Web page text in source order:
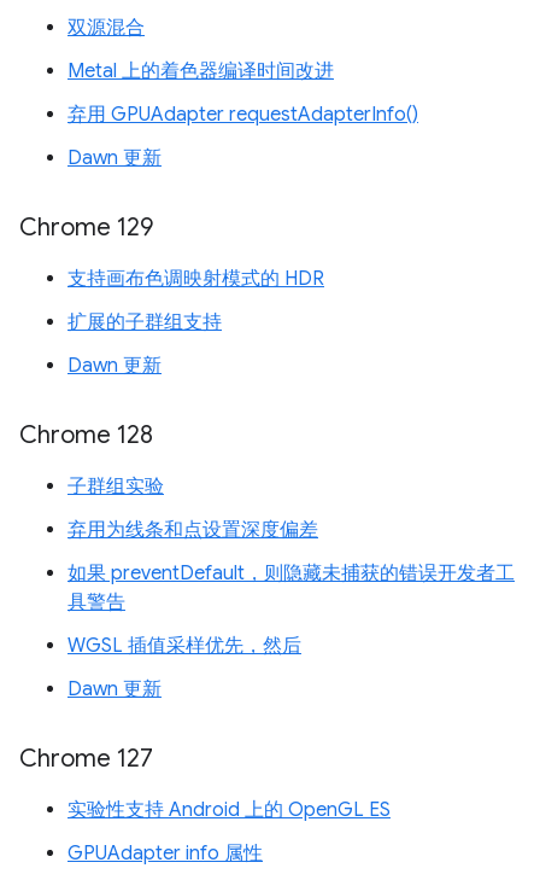
双源混合
Metal 上的着色器编译时间改进
弃用 GPUAdapter requestAdapterInfo()
Dawn 更新
Chrome 129
支持画布色调映射模式的 HDR
扩展的子群组支持
Dawn 更新
Chrome 128
子群组实验
弃用为线条和点设置深度偏差
如果 preventDefault，则隐藏未捕获的错误开发者工
具警告
WGSL 插值采样优先，然后
Dawn 更新
Chrome 127
实验性支持 Android 上的 OpenGL ES
GPUAdapter info 属性